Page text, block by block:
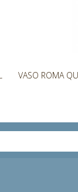
VASO ROMA